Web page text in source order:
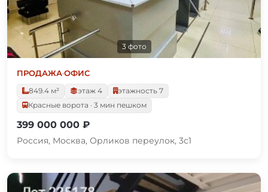
3 фото
ПРОДАЖА·ОФИС
849.4 м²
этаж 4
этажность 7
Красные ворота · 3 мин пешком
399 000 000 ₽
Россия, Москва, Орликов переулок, 3с1